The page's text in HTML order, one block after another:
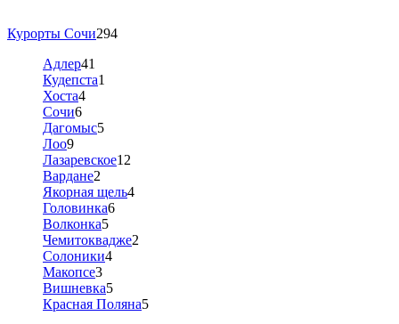
Курорты Сочи294
Адлер41
Кудепста1
Хоста4
Сочи6
Дагомыс5
Лоо9
Лазаревское12
Вардане2
Якорная щель4
Головинка6
Волконка5
Чемитоквадже2
Солоники4
Макопсе3
Вишневка5
Красная Поляна5